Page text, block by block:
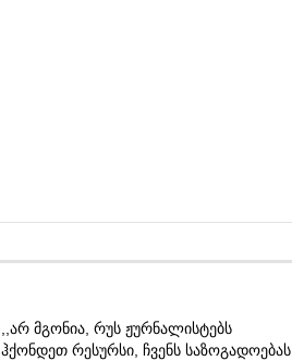
,,ᲐᲠ ᲛᲒᲝᲜᲘᲐ, ᲠᲣᲡ ᲟᲣᲠᲜᲐᲚᲘᲡᲢᲔᲑᲡ
ᲰᲥᲝᲜᲓᲔᲗ ᲠᲔᲡᲣᲠᲡᲘ, ᲩᲕᲔᲜᲡ ᲡᲐᲖᲝᲒᲐᲓᲝᲔᲑᲐᲡ